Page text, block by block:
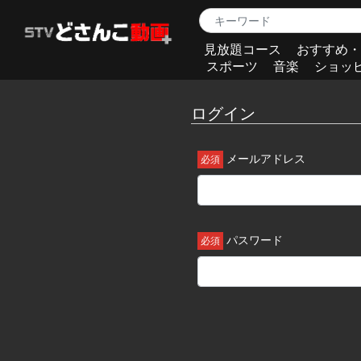
見放題コース
おすすめ
スポーツ
音楽 ショッ
ログイン
メールアドレス
パスワード